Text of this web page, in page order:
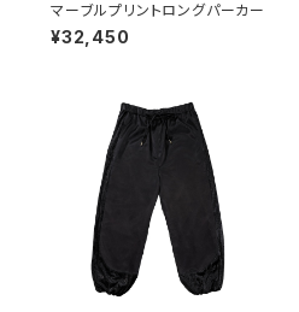
マーブルプリントロングパーカー
¥32,450